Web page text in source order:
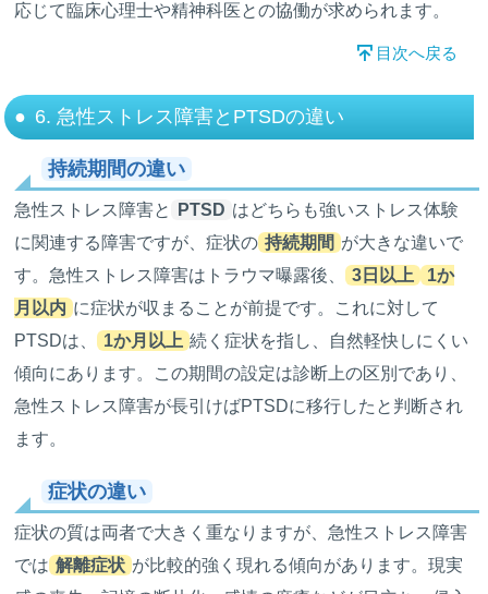
応じて臨床心理士や精神科医との協働が求められます。
目次へ戻る
6. 急性ストレス障害とPTSDの違い
持続期間の違い
急性ストレス障害と PTSD はどちらも強いストレス体験
に関連する障害ですが、症状の 持続期間 が大きな違いで
す。急性ストレス障害はトラウマ曝露後、 3日以上
1か
月以内 に症状が収まることが前提です。これに対して
PTSDは、 1か月以上 続く症状を指し、自然軽快しにくい
傾向にあります。この期間の設定は診断上の区別であり、
急性ストレス障害が長引けばPTSDに移行したと判断され
ます。
症状の違い
症状の質は両者で大きく重なりますが、急性ストレス障害
では 解離症状 が比較的強く現れる傾向があります。現実